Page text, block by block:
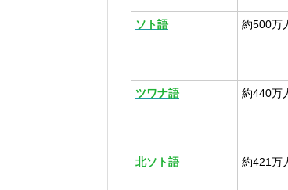
ソト語 約500万
ツワナ語 約440万
北ソト語 約421万